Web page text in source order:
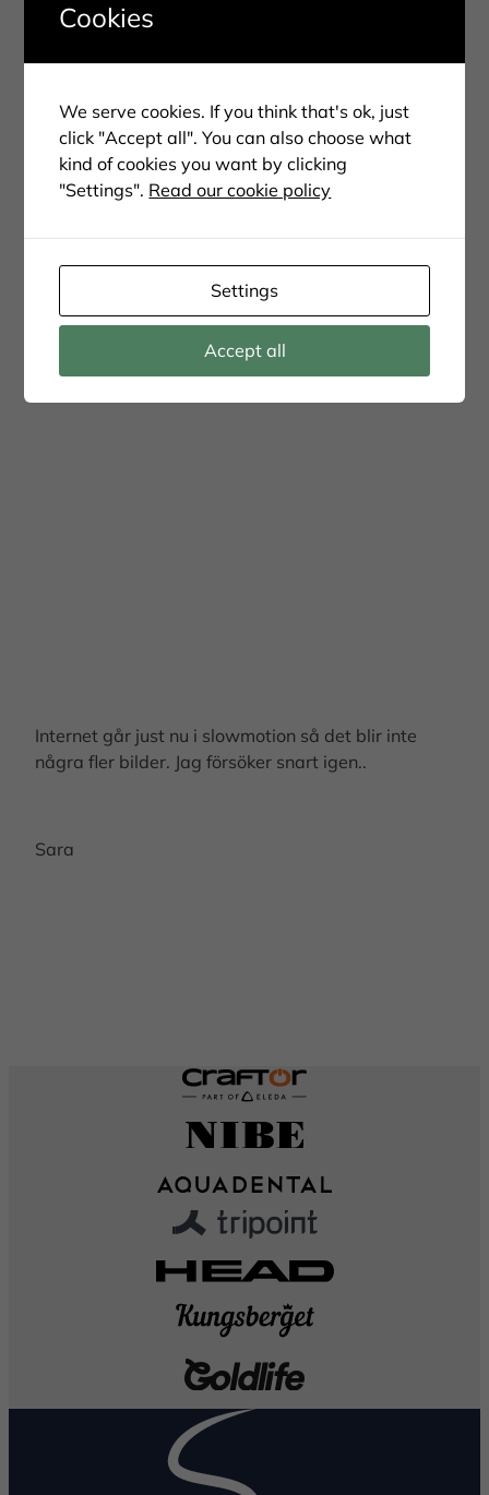
Tidiga morgnar….
Internet går just nu i slowmotion så det blir inte
några fler bilder. Jag försöker snart igen..
Sara
Cookies
We serve cookies. If you think that's ok, just
click "Accept all". You can also choose what
kind of cookies you want by clicking
"Settings". Read our cookie policy
Settings
Accept all